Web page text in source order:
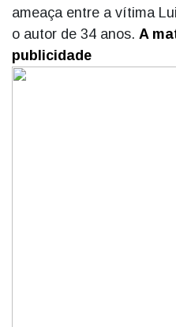
ameaça entre a vítima
o autor de 34 anos. A
publicidade